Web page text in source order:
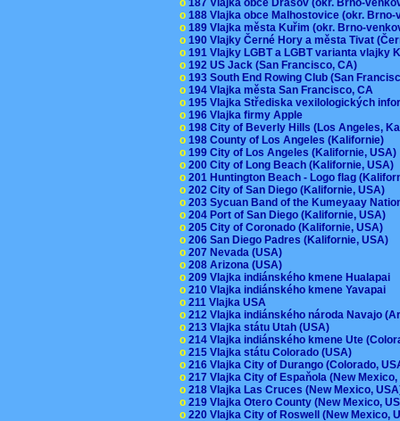
o 187 Vlajka obce Drásov (okr. Brno-
o 188 Vlajka obce Malhostovice (okr.
o 189 Vlajka města Kuřim (okr. Brno-
o 190 Vlajky Černé Hory a města Tivat
o 191 Vlajky LGBT a LGBT varianta vlajky
o 192 US Jack (San Francisco, CA)
o 193 South End Rowing Club (San
o 194 Vlajka města San Francisco, CA
o 195 Vlajka Střediska vexilologických
o 196 Vlajka firmy Apple
o 198 City of Beverly Hills (Los Angeles,
o 198 County of Los Angeles (Kalifornie)
o 199 City of Los Angeles (Kalifornie,
o 200 City of Long Beach (Kalifornie, USA)
o 201 Huntington Beach - Logo flag
o 202 City of San Diego (Kalifornie, USA)
o 203 Sycuan Band of the Kumeyaay
o 204 Port of San Diego (Kalifornie, USA)
o 205 City of Coronado (Kalifornie, USA)
o 206 San Diego Padres (Kalifornie, USA)
o 207 Nevada (USA)
o 208 Arizona (USA)
o 209 Vlajka indiánského kmene Hualapai
o 210 Vlajka indiánského kmene Yavapai
o 211 Vlajka USA
o 212 Vlajka indiánského národa Navajo
o 213 Vlajka státu Utah (USA)
o 214 Vlajka indiánského kmene Ute
o 215 Vlajka státu Colorado (USA)
o 216 Vlajka City of Durango (Colorado,
o 217 Vlajka City of Espaňola (New
o 218 Vlajka Las Cruces (New Mexico,
o 219 Vlajka Otero County (New Mexico,
o 220 Vlajka City of Roswell (New Mexico,